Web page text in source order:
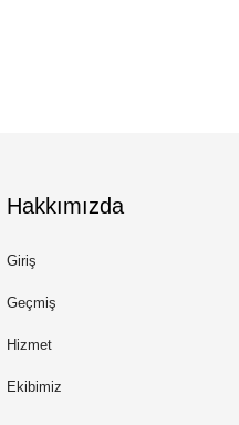
Hakkımızda
Giriş
Geçmiş
Hizmet
Ekibimiz